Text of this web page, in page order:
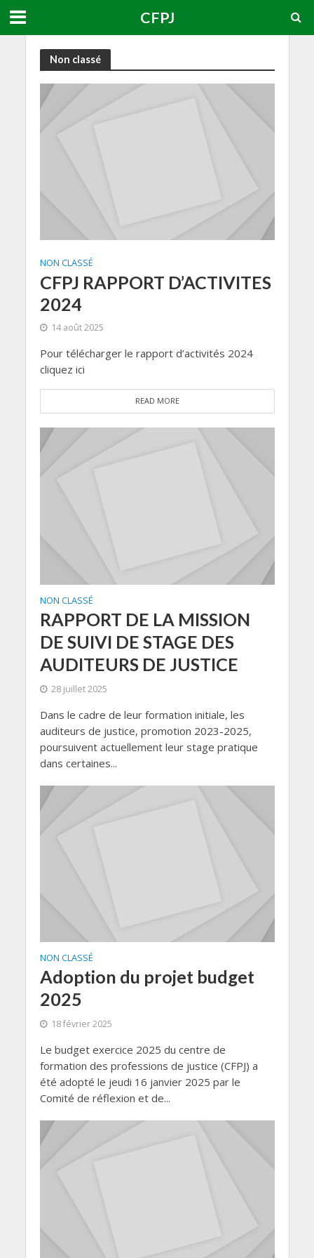
CFPJ
Non classé
NON CLASSÉ
CFPJ RAPPORT D’ACTIVITES
2024
14 août 2025
Pour télécharger le rapport d’activités 2024
cliquez ici
READ MORE
NON CLASSÉ
RAPPORT DE LA MISSION
DE SUIVI DE STAGE DES
AUDITEURS DE JUSTICE
28 juillet 2025
Dans le cadre de leur formation initiale, les
auditeurs de justice, promotion 2023-2025,
poursuivent actuellement leur stage pratique
dans certaines...
NON CLASSÉ
Adoption du projet budget
2025
18 février 2025
Le budget exercice 2025 du centre de
formation des professions de justice (CFPJ) a
été adopté le jeudi 16 janvier 2025 par le
Comité de réflexion et de...